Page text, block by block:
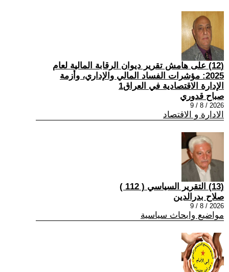
(12) على هامش تقرير ديوان الرقابة المالية لعام
2025: مؤشرات الفساد المالي والإداري، وأزمة
الإدارة الاقتصادية في العراق1
صباح قدوري
2026 / 8 / 9
الادارة و الاقتصاد
(13) التقرير السياسي ( 112 )
صلاح بدرالدين
2026 / 8 / 9
مواضيع وابحاث سياسية